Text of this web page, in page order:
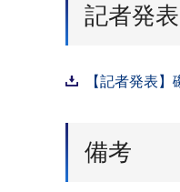
記者発
【記者発表
備考